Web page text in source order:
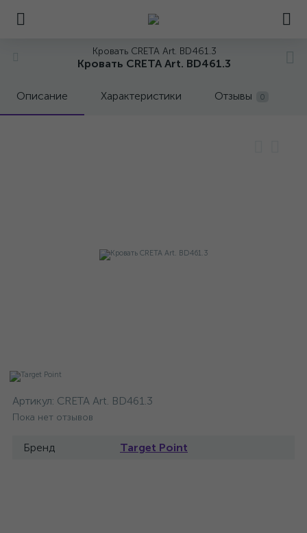
Кровать CRETA Art. BD461.3
Кровать CRETA Art. BD461.3
Описание Характеристики Отзывы 0
Артикул: CRETA Art. BD461.3
Пока нет отзывов
Бренд Target Point